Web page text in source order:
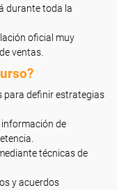
durante toda la
oficial muy
ventas.
para definir estrategias
de
técnicas de
y acuerdos